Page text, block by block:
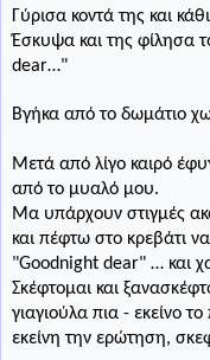
Γύρισα κοντά της και
Έσκυψα και της φίλησα
dear…"
Βγήκα από το δωμάτιο
Μετά από λίγο καιρό
από το μυαλό μου.
Μα υπάρχουν στιγμές
και πέφτω στο κρεβάτι
"Goodnight dear" … και
Σκέφτομαι και
γιαγιούλα πια - εκείνο
εκείνη την ερώτηση,